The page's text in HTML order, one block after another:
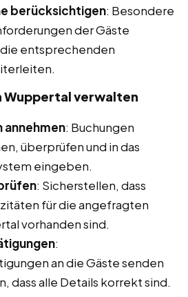
berücksichtigen: Besondere
der Gäste
entsprechenden
Wuppertalverwalten
annehmen: Buchungen
überprüfen und in das
eingeben.
: Sicherstellen, dass
für die angefragten
vorhanden sind.
:
an die Gäste senden
dass alle Details korrekt sind.